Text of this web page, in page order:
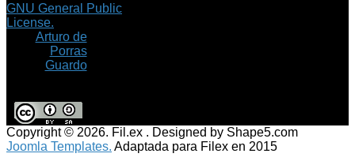
GNU General Public
License.
Arturo de
Porras
Guardo
Copyright © 2026. Fil.ex . Designed by Shape5.com
Joomla Templates. Adaptada para Filex en 2015